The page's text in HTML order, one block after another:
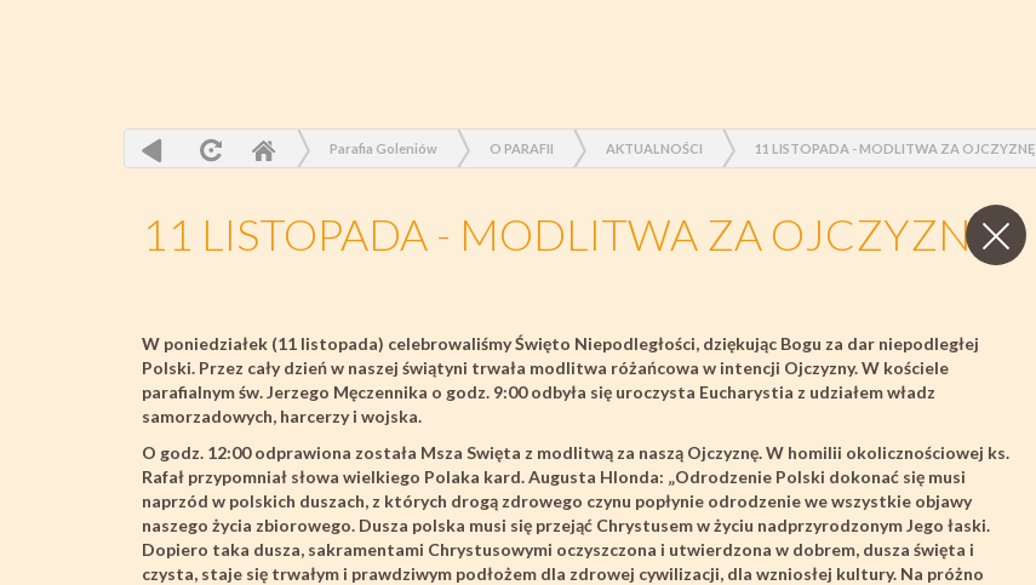
Parafia Goleniów O PARAFII AKTUALNOŚCI 11 LISTOPADA - MODLITWA ZA OJCZYZNĘ
11 LISTOPADA - MODLITWA ZA OJCZYZNĘZamknij
wpis
W poniedziałek (11 listopada) celebrowaliśmy Święto Niepodległości, dziękując Bogu za dar niepodległej
Polski. Przez cały dzień w naszej świątyni trwała modlitwa różańcowa w intencji Ojczyzny. W kościele
parafialnym św. Jerzego Męczennika o godz. 9:00 odbyła się uroczysta Eucharystia z udziałem władz
samorzadowych, harcerzy i wojska.
O godz. 12:00 odprawiona została Msza Swięta z modlitwą za naszą Ojczyznę. W homilii okolicznościowej ks.
Rafał przypomniał słowa wielkiego Polaka kard. Augusta Hlonda: „Odrodzenie Polski dokonać się musi
naprzód w polskich duszach, z których drogą zdrowego czynu popłynie odrodzenie we wszystkie objawy
naszego życia zbiorowego. Dusza polska musi się przejąć Chrystusem w życiu nadprzyrodzonym Jego łaski.
Dopiero taka dusza, sakramentami Chrystusowymi oczyszczona i utwierdzona w dobrem, dusza święta i
czysta, staje się trwałym i prawdziwym podłożem dla zdrowej cywilizacji, dla wzniosłej kultury. Na próżno